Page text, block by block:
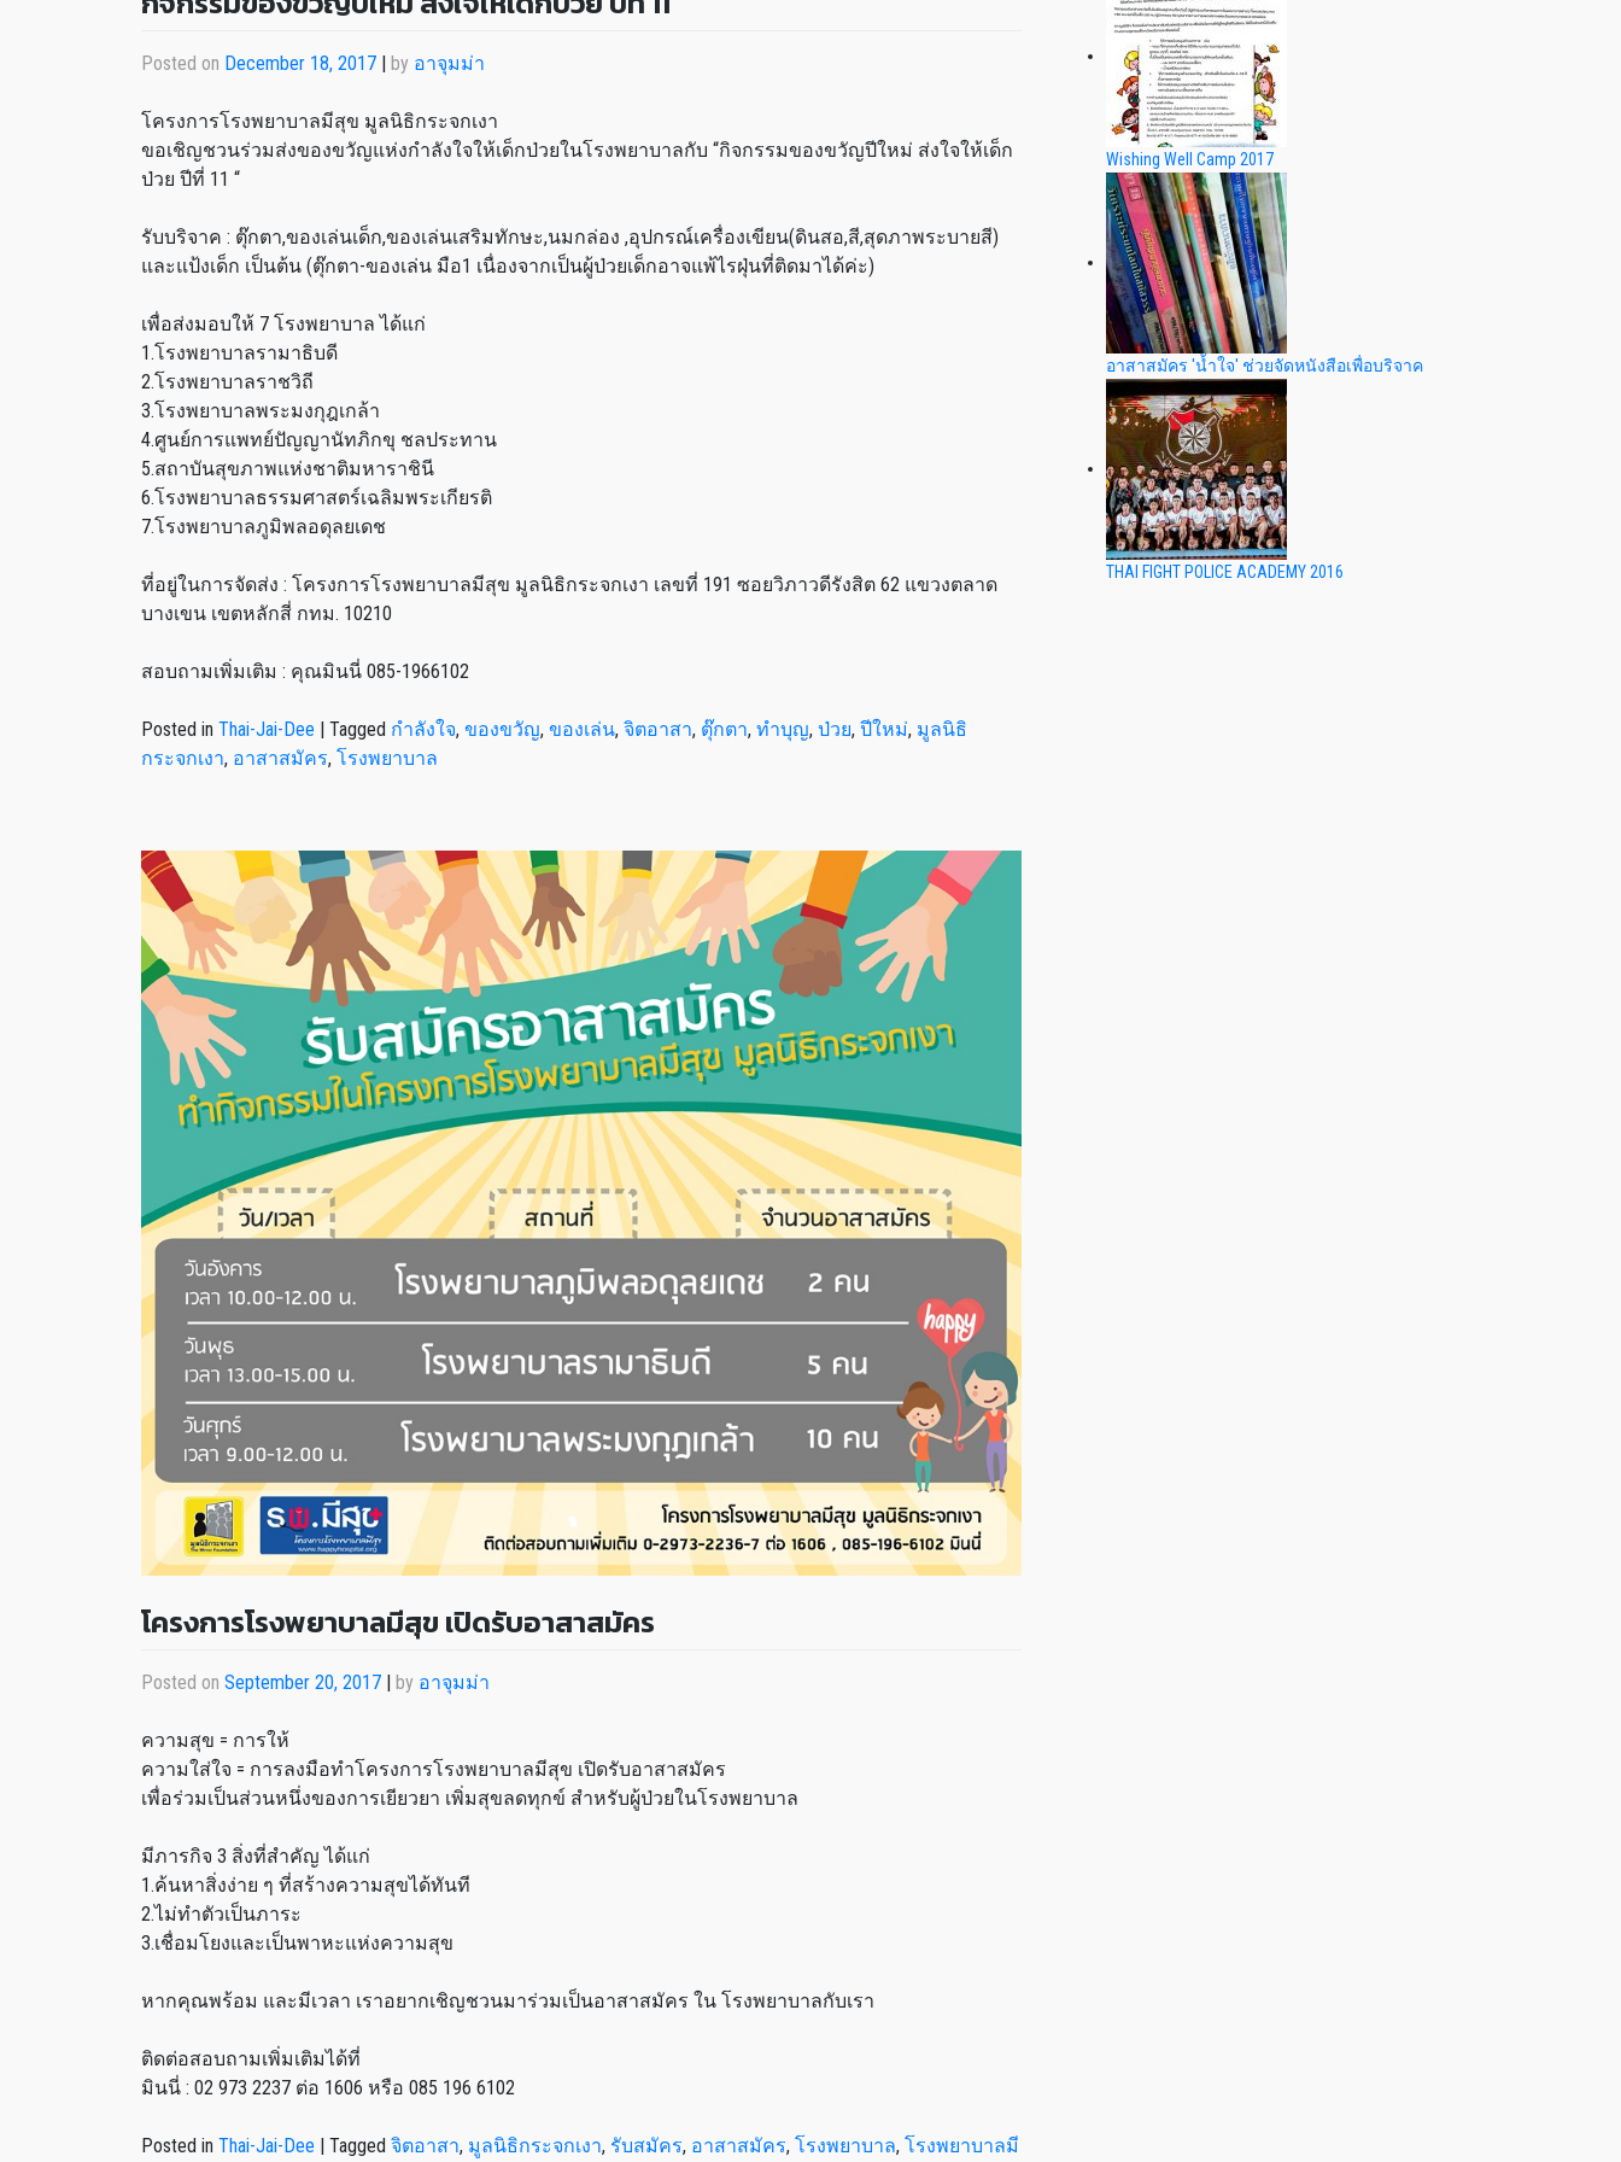
Posted on December 18, 2017 by อาจุมม่า
โครงการโรงพยาบาลมีสุข มูลนิธิกระจกเงา
ขอเชิญชวนร่วมส่งของขวัญแห่งกำลังใจให้เด็กป่วยในโรงพยาบาลกับ “กิจกรรมของขวัญปีใหม่ ส่งใจให้เด็ก
ป่วย ปีที่ 11 “
รับบริจาค : ตุ๊กตา,ของเล่นเด็ก,ของเล่นเสริมทักษะ,นมกล่อง ,อุปกรณ์เครื่องเขียน(ดินสอ,สี,สุดภาพระบายสี)
และแป้งเด็ก เป็นต้น (ตุ๊กตา-ของเล่น มือ1 เนื่องจากเป็นผู้ป่วยเด็กอาจแพ้ไรฝุ่นที่ติดมาได้ค่ะ)
เพื่อส่งมอบให้ 7 โรงพยาบาล ได้แก่
1.โรงพยาบาลรามาธิบดี
2.โรงพยาบาลราชวิถี
3.โรงพยาบาลพระมงกุฎเกล้า
4.ศูนย์การแพทย์ปัญญานัทภิกขุ ชลประทาน
5.สถาบันสุขภาพแห่งชาติมหาราชินี
6.โรงพยาบาลธรรมศาสตร์เฉลิมพระเกียรติ
7.โรงพยาบาลภูมิพลอดุลยเดช
ที่อยู่ในการจัดส่ง : โครงการโรงพยาบาลมีสุข มูลนิธิกระจกเงา เลขที่ 191 ซอยวิภาวดีรังสิต 62 แขวงตลาด
บางเขน เขตหลักสี่ กทม. 10210
สอบถามเพิ่มเติม : คุณมินนี่ 085-1966102
Posted in Thai-Jai-Dee Tagged กำลังใจ, ของขวัญ, ของเล่น, จิตอาสา, ตุ๊กตา, ทำบุญ, ป่วย, ปีใหม่, มูลนิธิ
กระจกเงา, อาสาสมัคร, โรงพยาบาล
โครงการโรงพยาบาลมีสุข เปิดรับอาสาสมัคร
Posted on September 20, 2017 by อาจุมม่า
ความสุข = การให้
ความใส่ใจ = การลงมือทำโครงการโรงพยาบาลมีสุข เปิดรับอาสาสมัคร
เพื่อร่วมเป็นส่วนหนึ่งของการเยียวยา เพิ่มสุขลดทุกข์ สำหรับผู้ป่วยในโรงพยาบาล
มีภารกิจ 3 สิ่งที่สำคัญ ได้แก่
1.ค้นหาสิ่งง่าย ๆ ที่สร้างความสุขได้ทันที
2.ไม่ทำตัวเป็นภาระ
3.เชื่อมโยงและเป็นพาหะแห่งความสุข
หากคุณพร้อม และมีเวลา เราอยากเชิญชวนมาร่วมเป็นอาสาสมัคร ใน โรงพยาบาลกับเรา
ติดต่อสอบถามเพิ่มเติมได้ที่
มินนี่ : 02 973 2237 ต่อ 1606 หรือ 085 196 6102
Posted in Thai-Jai-Dee Tagged จิตอาสา, มูลนิธิกระจกเงา, รับสมัคร, อาสาสมัคร, โรงพยาบาล, โรงพยาบาลมี
Wishing Well Camp 2017
อาสาสมัคร 'น้ำใจ' ช่วยจัดหนังสือเพื่อบริจาค
THAI FIGHT POLICE ACADEMY 2016